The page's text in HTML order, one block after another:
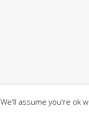
assume you're ok